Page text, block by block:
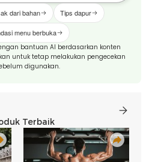
dari bahan Tips dapur
menu berbuka
bantuan AI berdasarkan konten
untuk tetap melakukan pengecekan
digunakan.